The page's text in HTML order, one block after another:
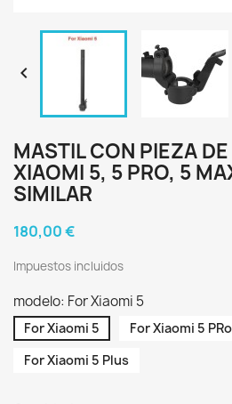

MASTIL CON PIEZA
XIAOMI 5, 5 PRO, 5
SIMILAR
180,00 €
Impuestos incluidos
modelo: For Xiaomi 5
For Xiaomi 5 For Xiaomi 5 PRo
For Xiaomi 5 Plus